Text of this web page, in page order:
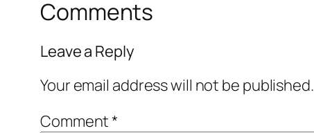
Comments
Leave a Reply
Your email address will not be published.
Comment*